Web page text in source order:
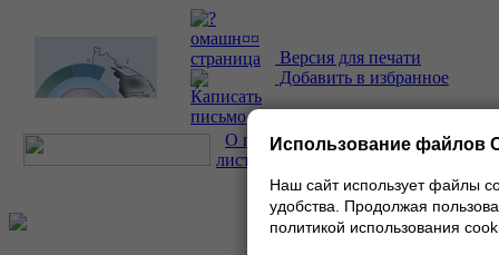
Версия для печати
Добавить в избранное
О проекте| Каталог|
Прайс-
лист
Использование файлов
Наш сайт использует файлы
удобства. Продолжая
политикой использования